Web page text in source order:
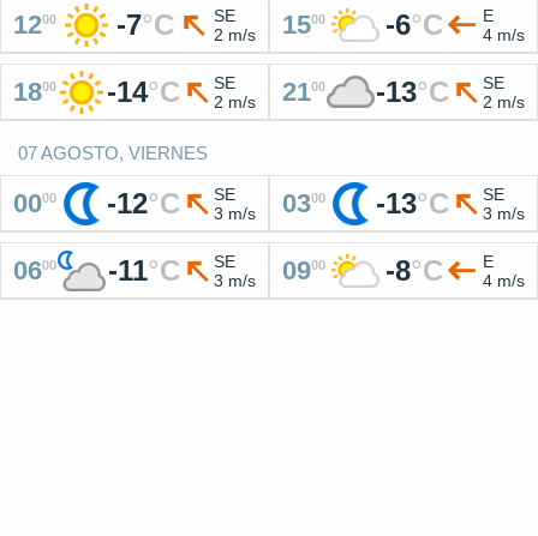
1200 -7°C
SE
2 m/s
1500 -6°C
E
4 m/s
1800 -14°C
SE
2 m/s
2100 -13°C
SE
2 m/s
07 AGOSTO, VIERNES
0000 -12°C
SE
3 m/s
0300 -13°C
SE
3 m/s
0600 -11°C
SE
3 m/s
0900 -8°C
E
4 m/s